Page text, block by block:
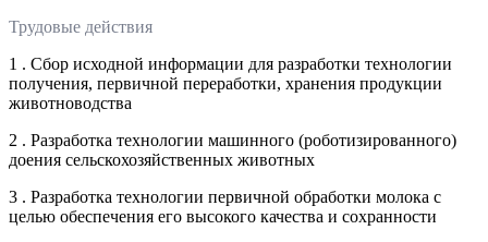
Трудовые действия
1 . Сбор исходной информации для разработки технологии
получения, первичной переработки, хранения продукции
животноводства
2 . Разработка технологии машинного (роботизированного)
доения сельскохозяйственных животных
3 . Разработка технологии первичной обработки молока с
целью обеспечения его высокого качества и сохранности